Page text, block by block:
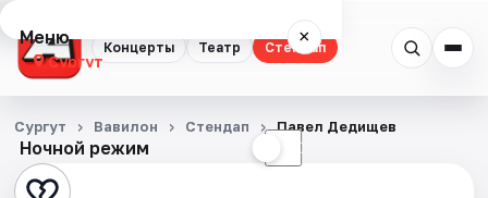
Концерты Театр Стендап
Меню ×
Сургут
Концерты
Театр
Ночной режим ☾
Сургут Вавилон Стендап Павел Дедищев